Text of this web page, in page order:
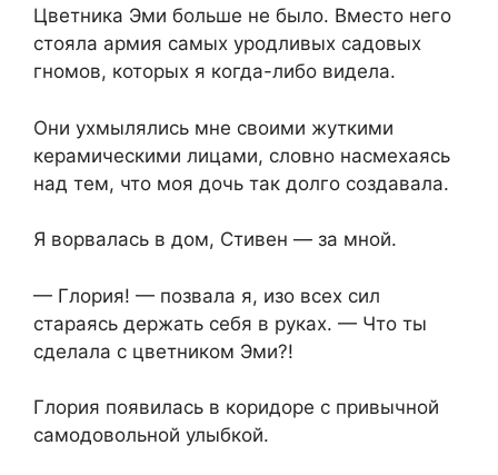
Цветника Эми больше не было. Вместо него
стояла армия самых уродливых садовых
гномов, которых я когда-либо видела.
Они ухмылялись мне своими жуткими
керамическими лицами, словно насмехаясь
над тем, что моя дочь так долго создавала.
Я ворвалась в дом, Стивен — за мной.
— Глория! — позвала я, изо всех сил
стараясь держать себя в руках. — Что ты
сделала с цветником Эми?!
Глория появилась в коридоре с привычной
самодовольной улыбкой.